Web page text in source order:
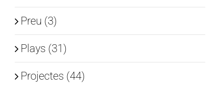
Preu (3)
Plays (31)
Projectes (44)